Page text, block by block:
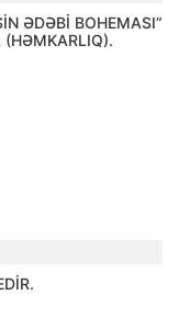
ƏDƏBİ BOHEMASI”
(HƏMKARLIQ).